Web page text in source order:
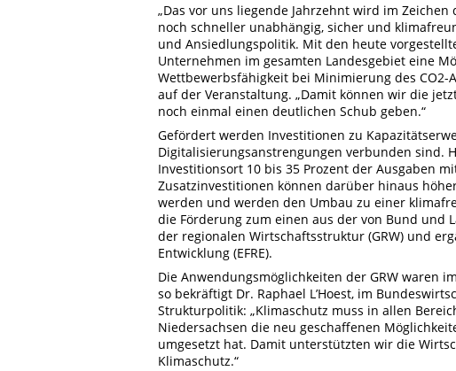
„Das vor uns liegende Jahrzehnt wird im
noch schneller unabhängig, sicher und
und Ansiedlungspolitik. Mit den heute
Unternehmen im gesamten Landesgebiet eine
Wettbewerbsfähigkeit bei Minimierung des CO2-
auf der Veranstaltung. „Damit können wir die
noch einmal einen deutlichen Schub geben.“
Gefördert werden Investitionen zu
Digitalisierungsanstrengungen verbunden sind.
Investitionsort 10 bis 35 Prozent der Ausgaben
Zusatzinvestitionen können darüber hinaus
werden und werden den Umbau zu einer
die Förderung zum einen aus der von Bund und
der regionalen Wirtschaftsstruktur (GRW) und
Entwicklung (EFRE).
Die Anwendungsmöglichkeiten der GRW waren
so bekräftigt Dr. Raphael L’Hoest, im
Strukturpolitik: „Klimaschutz muss in allen
Niedersachsen die neu geschaffenen
umgesetzt hat. Damit unterstützten wir die
Klimaschutz.“